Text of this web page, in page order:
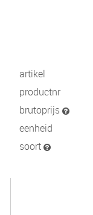
artikel
productnr
brutoprijs
eenheid
soort